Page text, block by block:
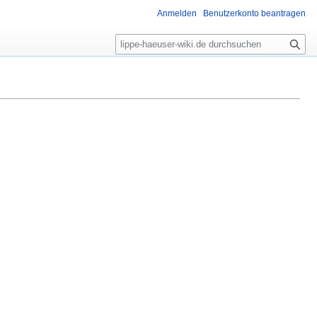
Anmelden Benutzerkonto beantragen
S
u
e